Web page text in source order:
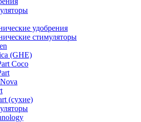
удобрения
стимуляторы
(GHE)
Coco
(сухие)